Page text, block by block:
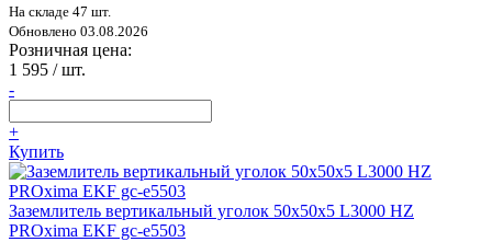
На складе 47 шт.
Обновлено 03.08.2026
Розничная цена:
1 595 / шт.
-
+
Купить
Заземлитель вертикальный уголок 50х50х5 L3000 HZ
PROxima EKF gc-e5503